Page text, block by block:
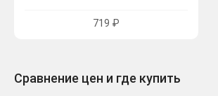
719 ₽
Сравнение цен и где купить